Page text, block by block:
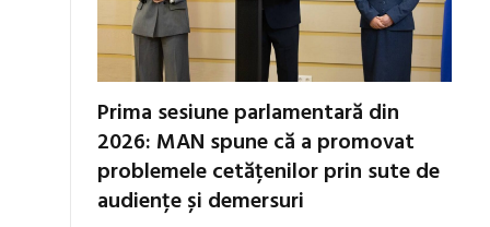
Prima sesiune parlamentară din
2026: MAN spune că a promovat
problemele cetățenilor prin sute de
audiențe și demersuri